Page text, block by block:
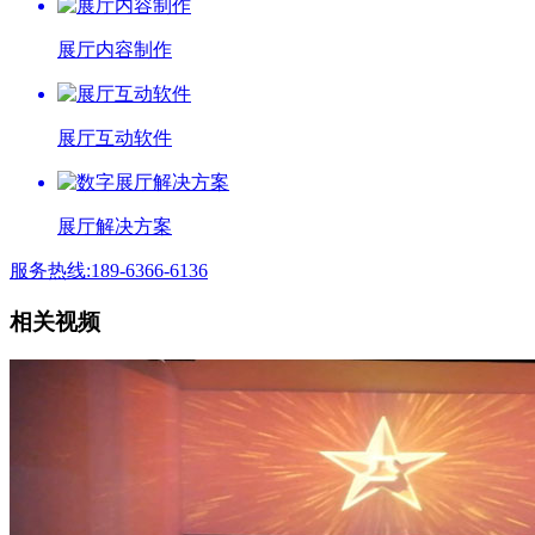
展厅内容制作
展厅互动软件
展厅解决方案
服务热线:189-6366-6136
相关视频